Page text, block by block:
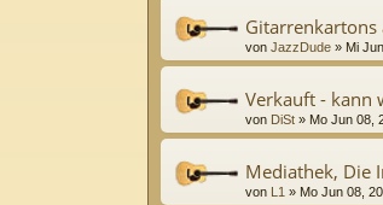
Gitarrenkartons
von JazzDude » Mi
Verkauft - kann
von DiSt » Mo Jun 08,
Mediathek, Die
von L1 » Mo Jun 08,